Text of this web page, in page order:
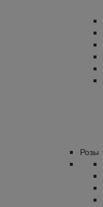
Розы